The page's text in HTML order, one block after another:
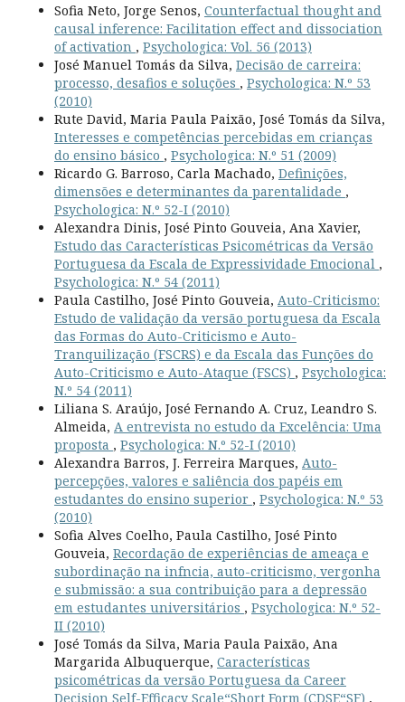
Sofia Neto, Jorge Senos, Counterfactual thought and
causal inference: Facilitation effect and dissociation
of activation , Psychologica: Vol. 56 (2013)
José Manuel Tomás da Silva, Decisão de carreira:
processo, desafios e soluções , Psychologica: N.º 53
(2010)
Rute David, Maria Paula Paixão, José Tomás da Silva,
Interesses e competências percebidas em crianças
do ensino básico , Psychologica: N.º 51 (2009)
Ricardo G. Barroso, Carla Machado, Definições,
dimensões e determinantes da parentalidade ,
Psychologica: N.º 52-I (2010)
Alexandra Dinis, José Pinto Gouveia, Ana Xavier,
Estudo das Características Psicométricas da Versão
Portuguesa da Escala de Expressividade Emocional ,
Psychologica: N.º 54 (2011)
Paula Castilho, José Pinto Gouveia, Auto-Criticismo:
Estudo de validação da versão portuguesa da Escala
das Formas do Auto-Criticismo e Auto-
Tranquilização (FSCRS) e da Escala das Funções do
Auto-Criticismo e Auto-Ataque (FSCS) , Psychologica:
N.º 54 (2011)
Liliana S. Araújo, José Fernando A. Cruz, Leandro S.
Almeida, A entrevista no estudo da Excelência: Uma
proposta , Psychologica: N.º 52-I (2010)
Alexandra Barros, J. Ferreira Marques, Auto-
percepções, valores e saliência dos papéis em
estudantes do ensino superior , Psychologica: N.º 53
(2010)
Sofia Alves Coelho, Paula Castilho, José Pinto
Gouveia, Recordação de experiências de ameaça e
subordinação na infncia, auto-criticismo, vergonha
e submissão: a sua contribuição para a depressão
em estudantes universitários , Psychologica: N.º 52-
II (2010)
José Tomás da Silva, Maria Paula Paixão, Ana
Margarida Albuquerque, Características
psicométricas da versão Portuguesa da Career
Decision Self-Efficacy Scale“Short Form (CDSE“SF) ,